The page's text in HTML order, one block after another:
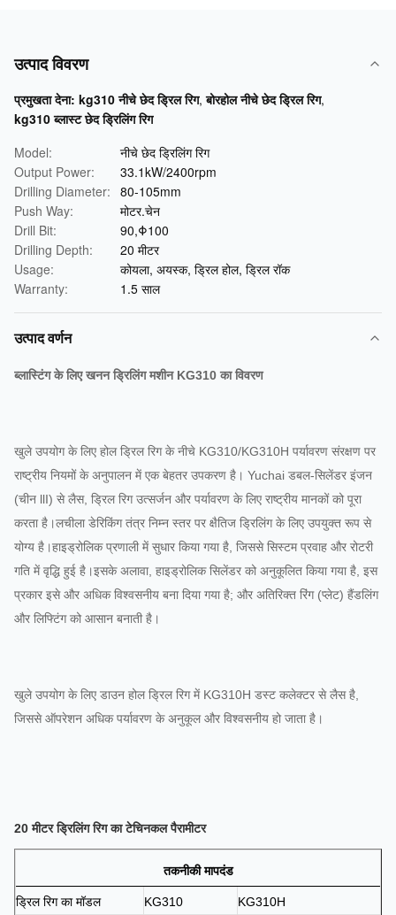
उत्पाद विवरण
प्रमुखता देना: kg310 नीचे छेद ड्रिल रिग,बोरहोल नीचे छेद ड्रिल रिग,
kg310 ब्लास्ट छेद ड्रिलिंग रिग
Model:
नीचे छेद ड्रिलिंग रिग
Output Power:
33.1kW/2400rpm
Drilling Diameter: 80-105mm
Push Way:
मोटर.चेन
Drill Bit:
90,Φ100
Drilling Depth:
20 मीटर
Usage:
कोयला, अयस्क, ड्रिल होल, ड्रिल रॉक
Warranty:
1.5 साल
उत्पाद वर्णन
ब्लास्टिंग के लिए खनन ड्रिलिंग मशीन KG310 का विवरण
खुले उपयोग के लिए होल ड्रिल रिग के नीचे KG310/KG310H पर्यावरण संरक्षण पर
राष्ट्रीय नियमों के अनुपालन में एक बेहतर उपकरण है। Yuchai डबल-सिलेंडर इंजन
(चीन llI) से लैस, ड्रिल रिग उत्सर्जन और पर्यावरण के लिए राष्ट्रीय मानकों को पूरा
करता है।लचीला डेरिकिंग तंत्र निम्न स्तर पर क्षैतिज ड्रिलिंग के लिए उपयुक्त रूप से
योग्य है।हाइड्रोलिक प्रणाली में सुधार किया गया है, जिससे सिस्टम प्रवाह और रोटरी
गति में वृद्धि हुई है।इसके अलावा, हाइड्रोलिक सिलेंडर को अनुकूलित किया गया है, इस
प्रकार इसे और अधिक विश्वसनीय बना दिया गया है; और अतिरिक्त रिंग (प्लेट) हैंडलिंग
और लिफ्टिंग को आसान बनाती है।
खुले उपयोग के लिए डाउन होल ड्रिल रिग में KG310H डस्ट कलेक्टर से लैस है,
जिससे ऑपरेशन अधिक पर्यावरण के अनुकूल और विश्वसनीय हो जाता है।
20 मीटर ड्रिलिंग रिग का टेचिनकल पैरामीटर
तकनीकी मापदंड
ड्रिल रिग का मॉडल KG310
KG310H